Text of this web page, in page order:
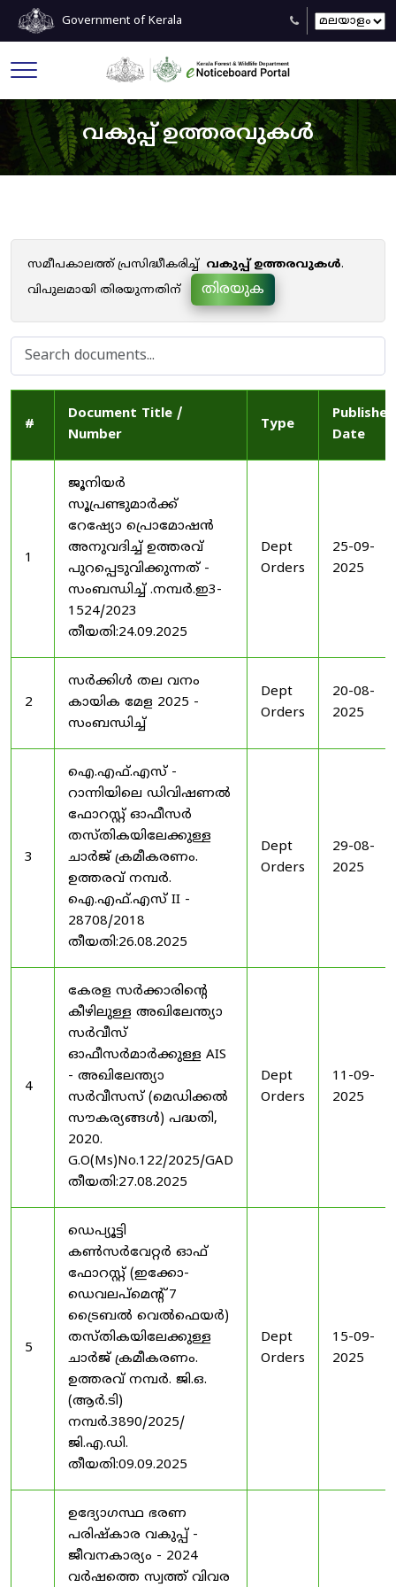
Government of Kerala
വകുപ്പ് ഉത്തരവുകൾ
സമീപകാലത്ത് പ്രസിദ്ധീകരിച്ച് വകുപ്പ് ഉത്തരവുകൾ.
വിപുലമായി തിരയുന്നതിന്
തിരയുക
#
Document Title /
Number
Type
Published
Date
1
ജൂനിയർ
സൂപ്രണ്ടുമാർക്ക്
റേഷ്യോ പ്രൊമോഷൻ
അനുവദിച്ച് ഉത്തരവ്
പുറപ്പെടുവിക്കുന്നത് -
സംബന്ധിച്ച് .നമ്പർ.ഇ3-
1524/2023
തീയതി:24.09.2025
Dept
Orders
25-09-
2025
2
സർക്കിൾ തല വനം
കായിക മേള 2025 -
സംബന്ധിച്ച്
Dept
Orders
20-08-
2025
3
ഐ.എഫ്.എസ് -
റാന്നിയിലെ ഡിവിഷണൽ
ഫോറസ്റ്റ് ഓഫീസർ
തസ്തികയിലേക്കുള്ള
ചാർജ് ക്രമീകരണം.
ഉത്തരവ് നമ്പർ.
ഐ.എഫ്.എസ് II -
28708/2018
തീയതി:26.08.2025
Dept
Orders
29-08-
2025
4
കേരള സർക്കാരിന്റെ
കീഴിലുള്ള അഖിലേന്ത്യാ
സർവീസ്
ഓഫീസർമാർക്കുള്ള AIS
- അഖിലേന്ത്യാ
സർവീസസ് (മെഡിക്കൽ
സൗകര്യങ്ങൾ) പദ്ധതി,
2020.
G.O(Ms)No.122/2025/GAD
തീയതി:27.08.2025
Dept
Orders
11-09-
2025
5
ഡെപ്യൂട്ടി
കൺസർവേറ്റർ ഓഫ്
ഫോറസ്റ്റ് (ഇക്കോ-
ഡെവലപ്മെന്റ് 7
ട്രൈബൽ വെൽഫെയർ)
തസ്തികയിലേക്കുള്ള
ചാർജ് ക്രമീകരണം.
ഉത്തരവ് നമ്പർ. ജി.ഒ.
(ആർ.ടി)
നമ്പർ.3890/2025/
ജി.എ.ഡി.
തീയതി:09.09.2025
Dept
Orders
15-09-
2025
ഉദ്യോഗസ്ഥ ഭരണ
പരിഷ്കാര വകുപ്പ് -
ജീവനകാര്യം - 2024
വർഷത്തെ സ്വത്ത് വിവര